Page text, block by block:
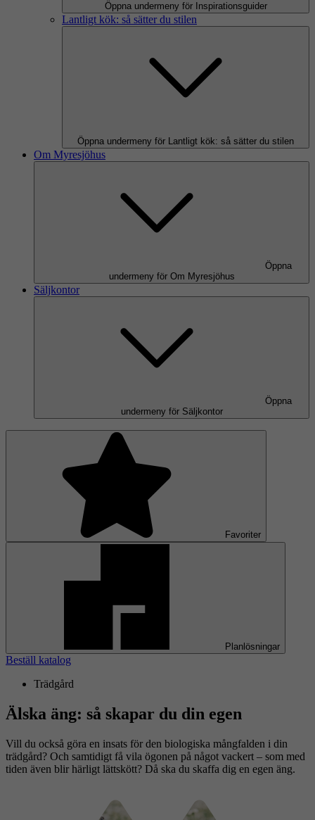
Öppna undermeny för Inspirationsguider
Lantligt kök: så sätter du stilen
Öppna undermeny för Lantligt kök: så sätter du stilen
Om Myresjöhus
Öppna
undermeny för Om Myresjöhus
Säljkontor
Öppna
undermeny för Säljkontor
Favoriter
Planlösningar
Beställ katalog
Trädgård
Älska äng: så skapar du din egen
Vill du också göra en insats för den biologiska mångfalden i din
trädgård? Och samtidigt få vila ögonen på något vackert – som med
tiden även blir härligt lättskött? Då ska du skaffa dig en egen äng.